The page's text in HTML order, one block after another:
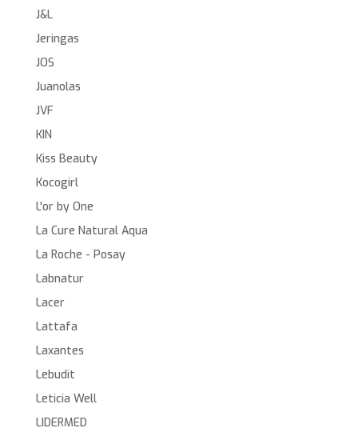
J&L
Jeringas
JOS
Juanolas
JVF
KIN
Kiss Beauty
Kocogirl
L'or by One
La Cure Natural Aqua
La Roche - Posay
Labnatur
Lacer
Lattafa
Laxantes
Lebudit
Leticia Well
LIDERMED